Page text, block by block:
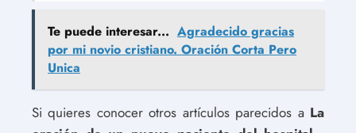
Te puede interesar... Agradecido gracias
por mi novio cristiano. Oración Corta Pero
Unica
Si quieres conocer otros artículos parecidos a La